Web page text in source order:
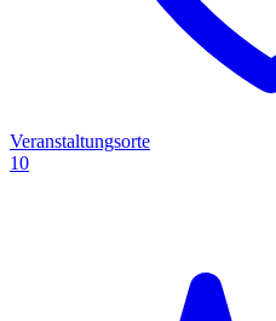
Veranstaltungsorte
10